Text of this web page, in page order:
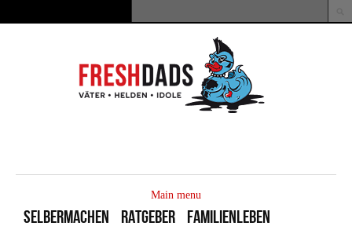
Suchformular
Main menu
SELBERMACHEN RATGEBER
FAMILIENLEBEN